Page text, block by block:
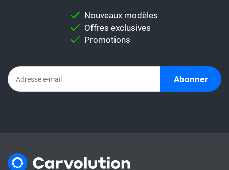
Nouveaux modèles
Offres exclusives
Promotions
Abonner